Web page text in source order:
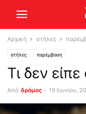
Αρχική στήλες
στήλες παρέμβαση
Tι δεν
Από δρόμος - 19 Ιουνίου,